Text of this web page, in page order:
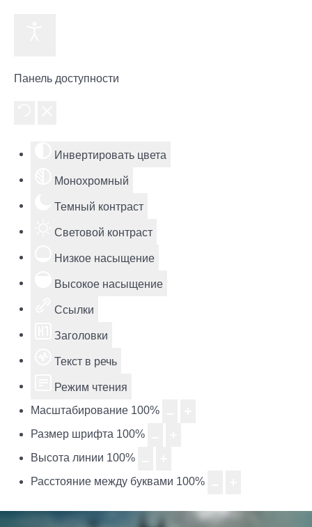
Панель доступности
Инвертировать цвета
Монохромный
Темный контраст
Световой контраст
Низкое насыщение
Высокое насыщение
Ссылки
Заголовки
Текст в речь
Режим чтения
Масштабирование 100%
Размер шрифта 100%
Высота линии 100%
Расстояние между буквами 100%